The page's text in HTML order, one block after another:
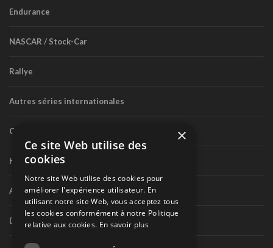
Endurance
NASCAR / Stock-Car
Rallye
Autres séries internationales
Circuit routier canadien
Karting
Autres séries nationales
Divers
×
Ce site Web utilise des
cookies
Notre site Web utilise des cookies pour
améliorer l'expérience utilisateur. En
utilisant notre site Web, vous acceptez tous
les cookies conformément à notre Politique
relative aux cookies. En savoir plus